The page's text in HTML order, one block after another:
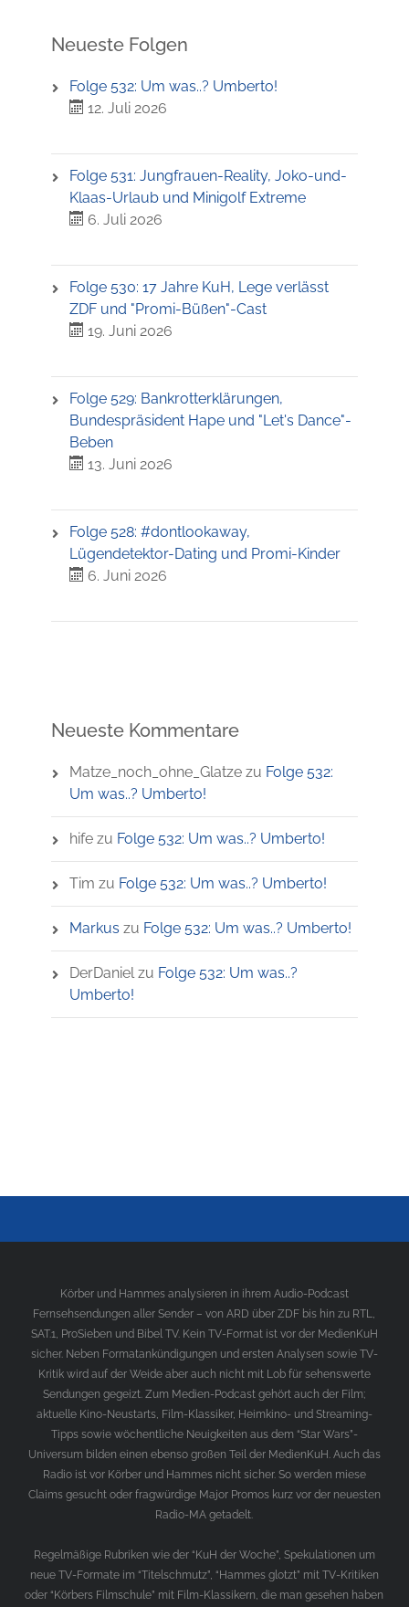
Neueste Folgen
Folge 532: Um was..? Umberto!
12. Juli 2026
Folge 531: Jungfrauen-Reality, Joko-und-
Klaas-Urlaub und Minigolf Extreme
6. Juli 2026
Folge 530: 17 Jahre KuH, Lege verlässt
ZDF und "Promi-Büßen"-Cast
19. Juni 2026
Folge 529: Bankrotterklärungen,
Bundespräsident Hape und "Let's Dance"-
Beben
13. Juni 2026
Folge 528: #dontlookaway,
Lügendetektor-Dating und Promi-Kinder
6. Juni 2026
Neueste Kommentare
Matze_noch_ohne_Glatzezu Folge 532:
Um was..? Umberto!
hifezu Folge 532: Um was..? Umberto!
Tim zu Folge 532: Um was..? Umberto!
Markus zu Folge 532: Um was..? Umberto!
DerDanielzu Folge 532: Um was..?
Umberto!
Körber und Hammes analysieren in ihrem Audio-Podcast
Fernsehsendungen aller Sender – von ARD über ZDF bis hin zu RTL,
SAT.1, ProSieben und Bibel TV. Kein TV-Format ist vor der MedienKuH
sicher. Neben Formatankündigungen und ersten Analysen sowie TV-
Kritik wird auf der Weide aber auch nicht mit Lob für sehenswerte
Sendungen gegeizt. Zum Medien-Podcast gehört auch der Film;
aktuelle Kino-Neustarts, Film-Klassiker, Heimkino- und Streaming-
Tipps sowie wöchentliche Neuigkeiten aus dem “Star Wars”-
Universum bilden einen ebenso großen Teil der MedienKuH. Auch das
Radio ist vor Körber und Hammes nicht sicher. So werden miese
Claims gesucht oder fragwürdige Major Promos kurz vor der neuesten
Radio-MA getadelt.
Regelmäßige Rubriken wie der “KuH der Woche”, Spekulationen um
neue TV-Formate im “Titelschmutz”, “Hammes glotzt” mit TV-Kritiken
oder “Körbers Filmschule” mit Film-Klassikern, die man gesehen haben